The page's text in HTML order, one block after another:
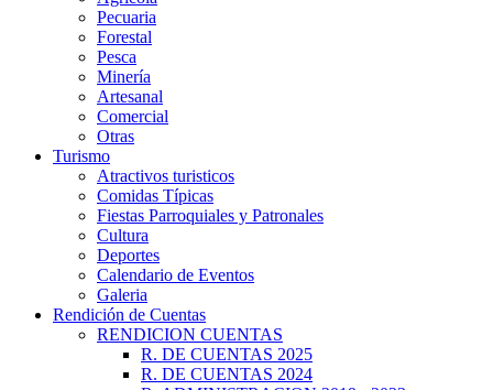
Pecuaria
Forestal
Pesca
Minería
Artesanal
Comercial
Otras
Turismo
Atractivos turisticos
Comidas Típicas
Fiestas Parroquiales y Patronales
Cultura
Deportes
Calendario de Eventos
Galeria
Rendición de Cuentas
RENDICION CUENTAS
R. DE CUENTAS 2025
R. DE CUENTAS 2024